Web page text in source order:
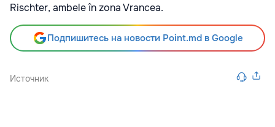
Rischter, ambele în zona Vrancea.
Подпишитесь на новости Point.md в Google
Источник